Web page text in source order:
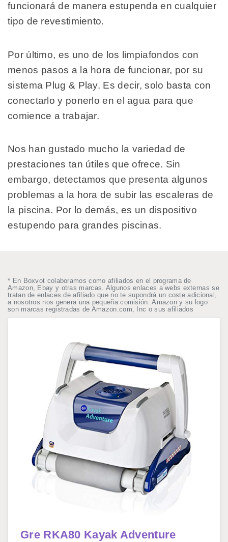
funcionará de manera estupenda en cualquier
tipo de revestimiento.
Por último, es uno de los limpiafondos con
menos pasos a la hora de funcionar, por su
sistema Plug & Play. Es decir, solo basta con
conectarlo y ponerlo en el agua para que
comience a trabajar.
Nos han gustado mucho la variedad de
prestaciones tan útiles que ofrece. Sin
embargo, detectamos que presenta algunos
problemas a la hora de subir las escaleras de
la piscina. Por lo demás, es un dispositivo
estupendo para grandes piscinas.
* En Boxvot colaboramos como afiliados en el programa de
Amazon, Ebay y otras marcas. Algunos enlaces a webs externas se
tratan de enlaces de afiliado que no te supondrá un coste adicional,
a nosotros nos genera una pequeña comisión. Amazon y su logo
son marcas registradas de Amazon.com, Inc o sus afiliados
Gre RKA80 Kayak Adventure